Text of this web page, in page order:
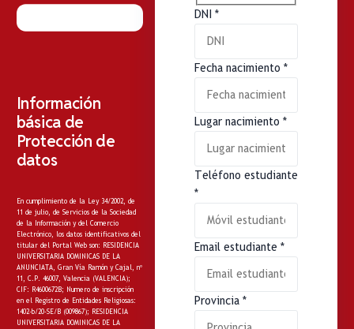
Información
básica de
Protección de
datos
En cumplimiento de la Ley 34/2002, de
11 de julio, de Servicios de la Sociedad
de la Información y del Comercio
Electrónico, los datos identificativos del
titular del Portal Web son: RESIDENCIA
UNIVERSITARIA DOMINICAS DE LA
ANUNCIATA, Gran Vía Ramón y Cajal, nº
11, C.P. 46007, Valencia (VALENCIA);
CIF: R4600672B; Numero de inscripción
en el Registro de Entidades Religiosas:
1402-b/20-SE/B (009867); RESIDENCIA
UNIVERSITARIA DOMINICAS DE LA
DNI *
Fecha nacimiento *
Lugar nacimiento *
Teléfono estudiante
*
Email estudiante *
Provincia *